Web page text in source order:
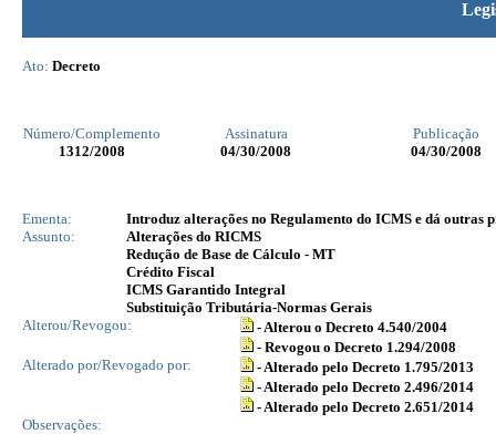
Ato: Decreto
Número/Complemento Assinatura
Publicação
1312/2008 04/30/2008 04/30/2008
Ementa:
Introduz alterações no Regulamento do ICMS e dá outras
Assunto:
Alterações do RICMS
Redução de Base de Cálculo - MT
Crédito Fiscal
ICMS Garantido Integral
Substituição Tributária-Normas Gerais
Alterou/Revogou:
- Alterou o Decreto 4.540/2004
- Revogou o Decreto 1.294/2008
Alterado por/Revogado por:
- Alterado pelo Decreto 1.795/2013
- Alterado pelo Decreto 2.496/2014
- Alterado pelo Decreto 2.651/2014
Observações: